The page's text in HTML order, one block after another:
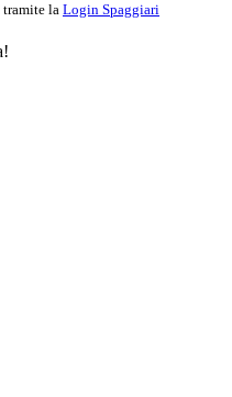
tramite la Login Spaggiari